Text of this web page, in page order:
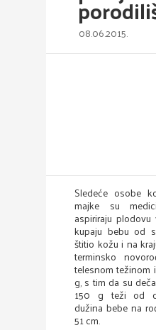
08.06.2015.
Sledeće osobe
majke su
aspiriraju
kupaju bebu od
štitio kožu i na
terminsko
telesnom
g, s tim da su
150 g teži od
dužina bebe na
51 cm.